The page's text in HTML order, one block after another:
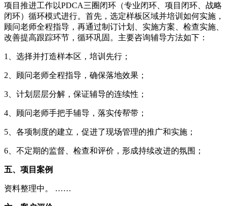
项目推进工作以PDCA三圈闭环（专业闭环、项目闭环、战略
闭环）循环模式进行。首先，选定样板区域并培训如何实施，
顾问老师全程指导，再通过制订计划、实施方案、检查实施、
改善提高跟踪环节，循环巩固。主要咨询辅导方法如下：
1、选择并打造样本区，培训先行；
2、顾问老师全程指导，确保落地效果；
3、计划层层分解，保证辅导的连续性；
4、顾问老师手把手辅导，落实传帮带；
5、各项制度的建立，促进了现场管理的推广和实施；
6、不定期的监督、检查和评价，形成持续改进的氛围；
五、项目案例
资料整理中。 ……